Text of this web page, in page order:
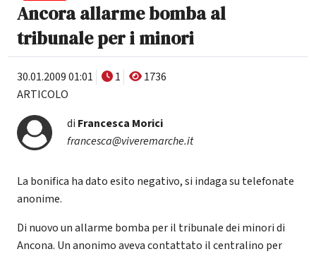
Ancora allarme bomba al
tribunale per i minori
30.01.2009 01:01 1
1736
ARTICOLO
di Francesca Morici
francesca@viveremarche.it
La bonifica ha dato esito negativo, si indaga su telefonate
anonime.
Di nuovo un allarme bomba per il tribunale dei minori di
Ancona. Un anonimo aveva contattato il centralino per